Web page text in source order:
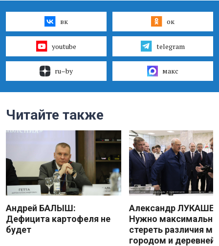
вк ок
youtube telegram
ru–by макс
Читайте также
Андрей БАЛЫШ:
Дефицита картофеля не
будет
Александр
Нужно максимально
стереть различия
городом и деревней